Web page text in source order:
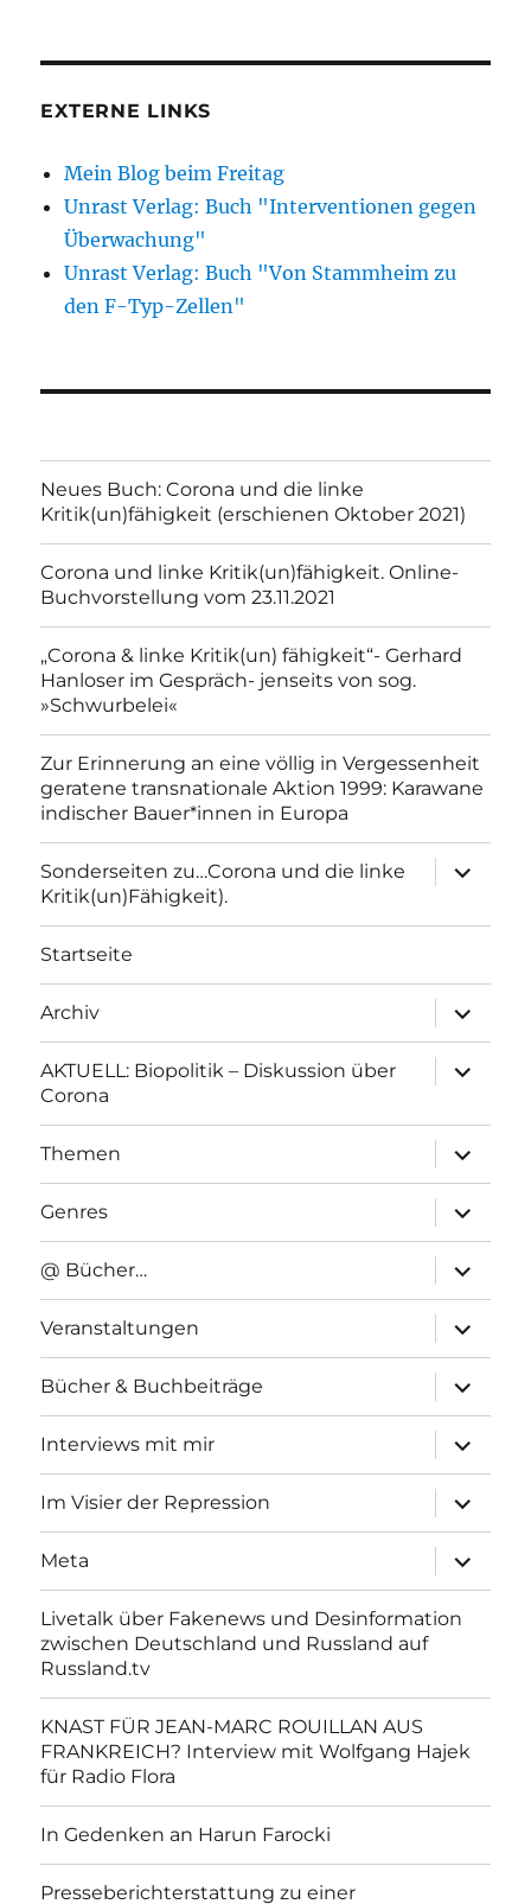
EXTERNE LINKS
Mein Blog beim Freitag
Unrast Verlag: Buch "Interventionen gegen
Überwachung"
Unrast Verlag: Buch "Von Stammheim zu
den F-Typ-Zellen"
Neues Buch: Corona und die linke
Kritik(un)fähigkeit (erschienen Oktober 2021)
Corona und linke Kritik(un)fähigkeit. Online-
Buchvorstellung vom 23.11.2021
„Corona & linke Kritik(un) fähigkeit“- Gerhard
Hanloser im Gespräch- jenseits von sog.
»Schwurbelei«
Zur Erinnerung an eine völlig in Vergessenheit
geratene transnationale Aktion 1999: Karawane
indischer Bauer*innen in Europa
Sonderseiten zu…Corona und die linke
Kritik(un)Fähigkeit).
anzeigen
Startseite
Archiv
anzeigen
AKTUELL: Biopolitik – Diskussion über
Corona
anzeigen
Themen
anzeigen
Genres
anzeigen
@ Bücher…
anzeigen
Veranstaltungen
anzeigen
Bücher & Buchbeiträge
anzeigen
Interviews mit mir
anzeigen
Im Visier der Repression
anzeigen
Meta
anzeigen
Livetalk über Fakenews und Desinformation
zwischen Deutschland und Russland auf
Russland.tv
KNAST FÜR JEAN-MARC ROUILLAN AUS
FRANKREICH? Interview mit Wolfgang Hajek
für Radio Flora
In Gedenken an Harun Farocki
Presseberichterstattung zu einer